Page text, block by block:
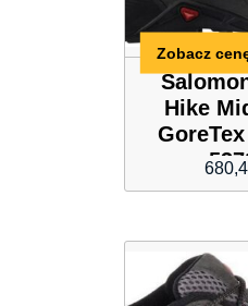
Hike
Zobacz